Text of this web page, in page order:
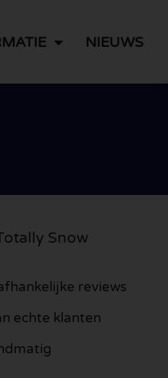
NIEUWS
Snow
reviews
echte klanten